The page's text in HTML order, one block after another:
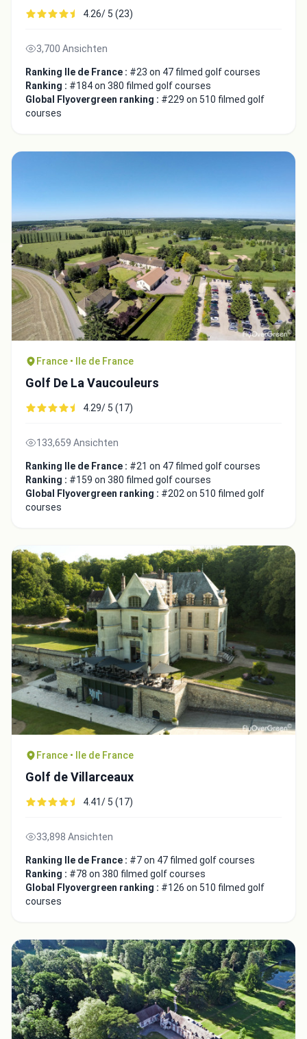
4.26/ 5 (23)
3,700 Ansichten
Ranking Ile de France : #23 on 47 filmed golf courses
Ranking : #184 on 380 filmed golf courses
Global Flyovergreen ranking : #229 on 510 filmed golf
courses
France • Ile de France
Golf De La Vaucouleurs
4.29/ 5 (17)
133,659 Ansichten
Ranking Ile de France : #21 on 47 filmed golf courses
Ranking : #159 on 380 filmed golf courses
Global Flyovergreen ranking : #202 on 510 filmed golf
courses
France • Ile de France
Golf de Villarceaux
4.41/ 5 (17)
33,898 Ansichten
Ranking Ile de France : #7 on 47 filmed golf courses
Ranking : #78 on 380 filmed golf courses
Global Flyovergreen ranking : #126 on 510 filmed golf
courses
Video choice:
Copy to Clipboard